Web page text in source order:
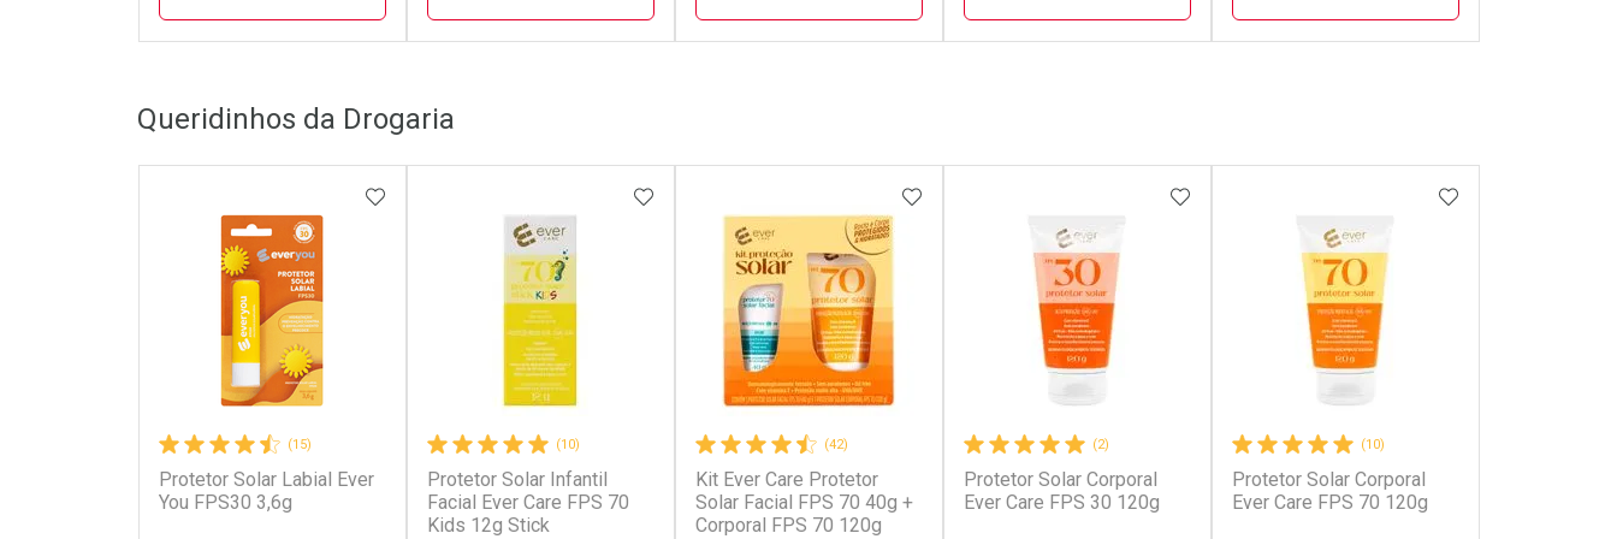
Laboratório
Ativar Desconto
Por Menos Laboratório
Ativar Desconto
Por Menos
Ativar Desconto Ativar Desconto Ativar Desconto
Queridinhos da Drogaria
(15)
Protetor Solar Labial Ever
You FPS30 3,6g
ADICIONAR AOS FAVORITOS
(10)
Protetor Solar Infantil
Facial Ever Care FPS 70
Kids 12g Stick
ADICIONAR AOS FAVORITOS
(42)
Kit Ever Care Protetor
Solar Facial FPS 70 40g +
Corporal FPS 70 120g
ADICIONAR AOS FAVORITOS
(2)
Protetor Solar Corporal
Ever Care FPS 30 120g
ADICIONAR AOS FAVORITOS
(10)
Protetor Solar Corporal
Ever Care FPS 70 120g
ADICIONAR AOS